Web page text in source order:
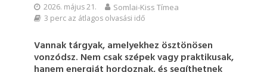
2026. május 21. Somlai-Kiss Tímea
3 perc az átlagos olvasási idő
Vannak tárgyak, amelyekhez ösztönösen
vonzódsz. Nem csak szépek vagy praktikusak,